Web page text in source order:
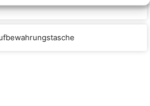
Aufbewahrungstasche